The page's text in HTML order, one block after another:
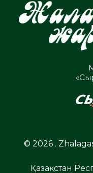
© 2026 .
Қазақстан